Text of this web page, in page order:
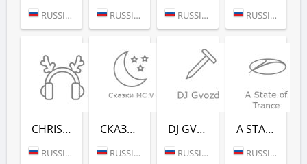
RUSSIA (MOSCOW) RUSSIA (MOSCOW) RUSSIA (MOSCOW) RUSSIA (SAINT PETERSBURG)
CHRISTMAS CHILL (РАДИО РЕКОРД)
RUSSIA (MOSCOW)
СКАЗ­КИ MC V (РАДИО РЕКОРД)
RUSSIA (MOSCOW)
DJ GVOZD - RADIO RECORD
RUSSIA (MOSCOW)
A STATE OF TRANCE - RADIO RECORD
RUSSIA (MOSCOW)